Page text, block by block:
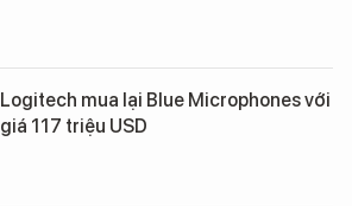
Logitech mua lại Blue Microphones với
giá 117 triệu USD